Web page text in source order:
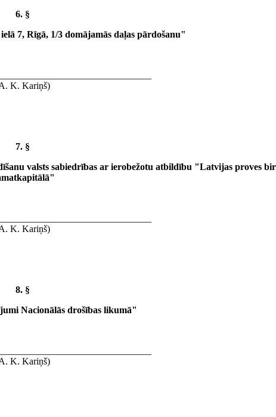
6. §
7, Rīgā, 1/3 domājamās daļas pārdošanu"
K. Kariņš)
7. §
valsts sabiedrības ar ierobežotu atbildību "Latvijas proves
K. Kariņš)
8. §
Nacionālās drošības likumā"
K. Kariņš)